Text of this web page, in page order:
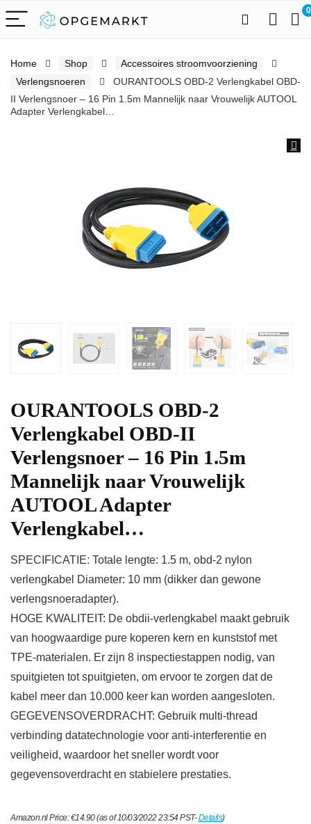
0
Home Shop
Accessoires stroomvoorziening
Verlengsnoeren
OURANTOOLS OBD-2 Verlengkabel OBD-
II Verlengsnoer – 16 Pin 1.5m Mannelijk naar Vrouwelijk AUTOOL
Adapter Verlengkabel…
OURANTOOLS OBD-2
Verlengkabel OBD-II
Verlengsnoer – 16 Pin 1.5m
Mannelijk naar Vrouwelijk
AUTOOL Adapter
Verlengkabel…
SPECIFICATIE: Totale lengte: 1.5 m, obd-2 nylon
verlengkabel Diameter: 10 mm (dikker dan gewone
verlengsnoeradapter).
HOGE KWALITEIT: De obdii-verlengkabel maakt gebruik
van hoogwaardige pure koperen kern en kunststof met
TPE-materialen. Er zijn 8 inspectiestappen nodig, van
spuitgieten tot spuitgieten, om ervoor te zorgen dat de
kabel meer dan 10.000 keer kan worden aangesloten.
GEGEVENSOVERDRACHT: Gebruik multi-thread
verbinding datatechnologie voor anti-interferentie en
veiligheid, waardoor het sneller wordt voor
gegevensoverdracht en stabielere prestaties.
Amazon.nl Price:€14.90(as of 10/03/2022 23:54 PST-Details)